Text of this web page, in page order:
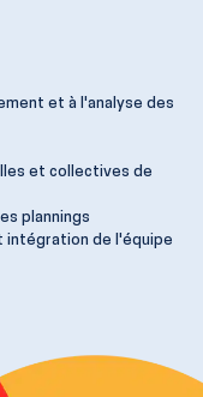
et à l'analyse des
et collectives de
plannings
intégration de l'équipe